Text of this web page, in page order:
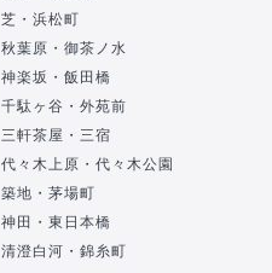
芝・浜松町
秋葉原・御茶ノ水
神楽坂・飯田橋
千駄ヶ谷・外苑前
三軒茶屋・三宿
代々木上原・代々木公園
築地・茅場町
神田・東日本橋
清澄白河・錦糸町